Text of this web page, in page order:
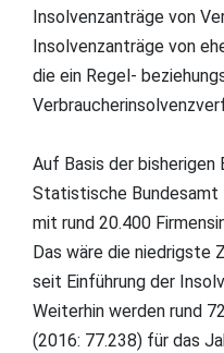
Insolvenzanträge von
Insolvenzanträge von
die ein Regel-
Auf Basis der
Statistische Bundesamt
mit rund 20.400
Das wäre die niedrigste
seit Einführung der
Weiterhin werden rund
(2016: 77.238) für das